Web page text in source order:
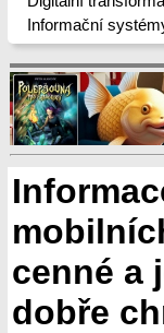
Informační
cenné a
dobře